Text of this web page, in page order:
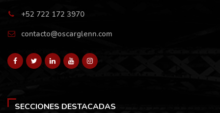
+52 722 172 3970
contacto@oscarglenn.com
SECCIONES DESTACADAS